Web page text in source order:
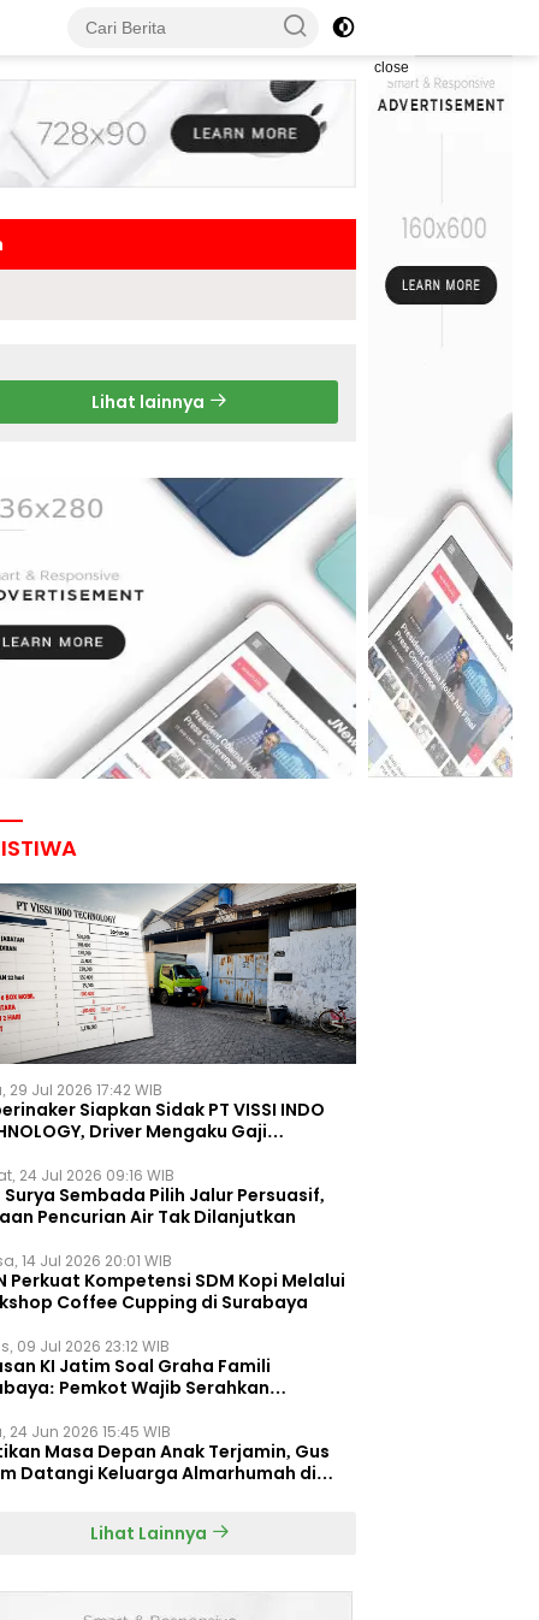
close
Lihat lainnya
29 Jul 2026 17:42 WIB
Siapkan Sidak PT VISSI INDO
Driver Mengaku Gaji
24 Jul 2026 09:16 WIB
Surya Sembada Pilih Jalur Persuasif,
Pencurian Air Tak Dilanjutkan
14 Jul 2026 20:01 WIB
Perkuat Kompetensi SDM Kopi Melalui
Coffee Cupping di Surabaya
09 Jul 2026 23:12 WIB
KI Jatim Soal Graha Famili
Pemkot Wajib Serahkan
24 Jun 2026 15:45 WIB
Masa Depan Anak Terjamin, Gus
Datangi Keluarga Almarhumah di
Lihat Lainnya